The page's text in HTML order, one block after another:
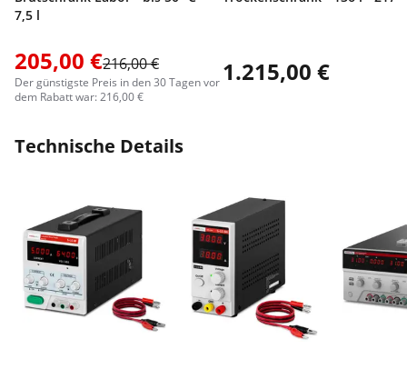
7,5 l
205,00 €216,00 €
Der günstigste Preis in den 30 Tagen vor
dem Rabatt war: 216,00 €
1.215,00 €
Technische Details